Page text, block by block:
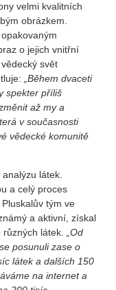
velmi kvalitních
obrázkem.
o jejich vnitřní
svět
„Během dvaceti
spekter příliš
až my a
v současnosti
vědecké komunitě
látek.
a celý proces
tým ve
a aktivní, získal
látek. „Od
posunuli zase o
látek a dalších 150
na internet a